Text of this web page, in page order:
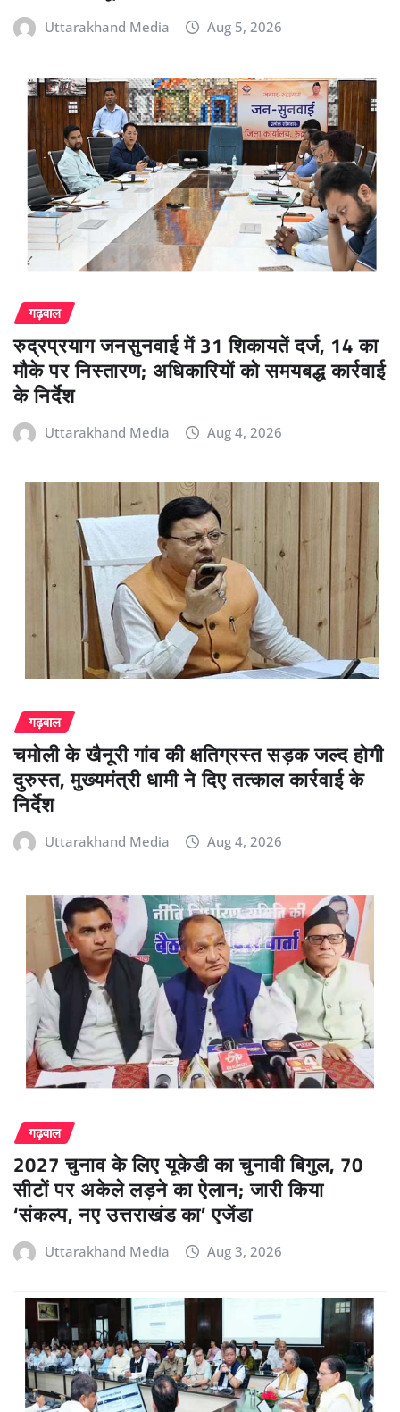
Uttarakhand Media Aug 5, 2026
गढ़वाल
रुद्रप्रयाग जनसुनवाई में 31 शिकायतें दर्ज, 14 का
मौके पर निस्तारण; अधिकारियों को समयबद्ध कार्रवाई
के निर्देश
Uttarakhand Media Aug 4, 2026
गढ़वाल
चमोली के खैनूरी गांव की क्षतिग्रस्त सड़क जल्द होगी
दुरुस्त, मुख्यमंत्री धामी ने दिए तत्काल कार्रवाई के
निर्देश
Uttarakhand Media Aug 4, 2026
गढ़वाल
2027 चुनाव के लिए यूकेडी का चुनावी बिगुल, 70
सीटों पर अकेले लड़ने का ऐलान; जारी किया
‘संकल्प, नए उत्तराखंड का’ एजेंडा
Uttarakhand Media Aug 3, 2026